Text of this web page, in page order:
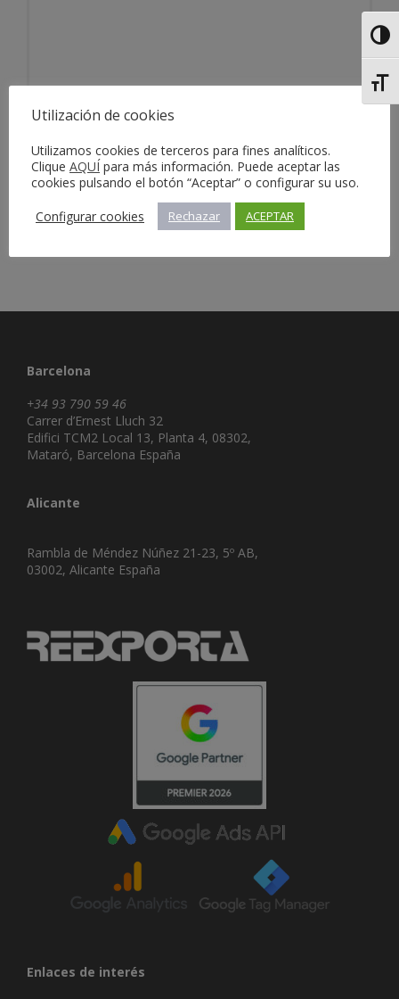
Barcelona
+34 93 790 59 46
Carrer d’Ernest Lluch 32
Edifici TCM2 Local 13, Planta 4, 08302,
Mataró, Barcelona España
Alicante
Rambla de Méndez Núñez 21-23, 5º AB,
03002, Alicante España
Enlaces de interés
Utilización de cookies
Utilizamos cookies de terceros para fines analíticos.
Clique AQUÍ para más información. Puede aceptar las
cookies pulsando el botón “Aceptar” o configurar su uso.
Configurar cookies
Rechazar ACEPTAR